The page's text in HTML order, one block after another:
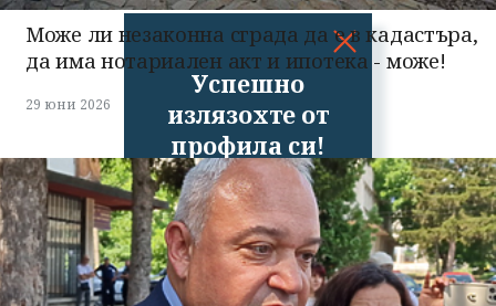
Успешно
излязохте от
профила си!
Може ли незаконна сграда да е в кадастъра,
да има нотариален акт и ипотека - може!
29 юни 2026